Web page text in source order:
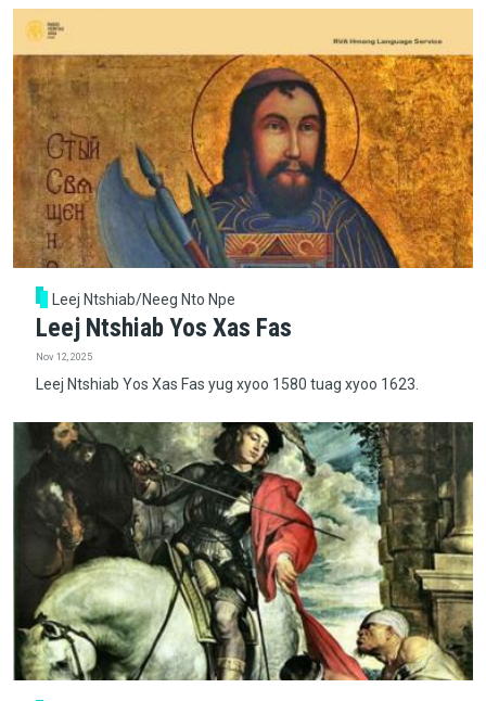
Leej Ntshiab/Neeg Nto Npe
Leej Ntshiab Yos Xas Fas
Nov 12, 2025
Leej Ntshiab Yos Xas Fas yug xyoo 1580 tuag xyoo 1623.